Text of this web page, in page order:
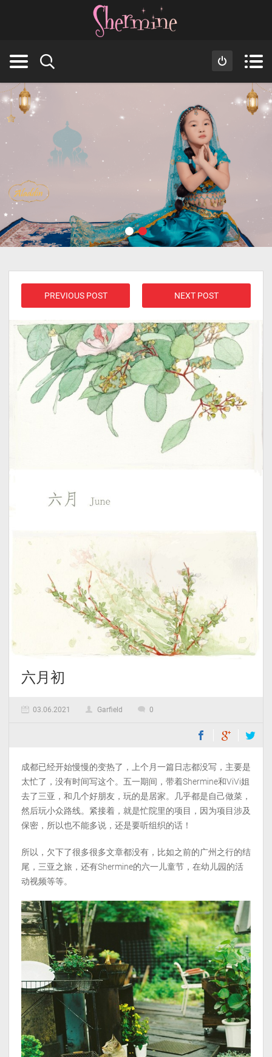
PREVIOUS POST NEXT POST
六月初
03.06.2021 Garfield 0
成都已经开始慢慢的变热了，上个月一篇日志都没写，主要是
太忙了，没有时间写这个。五一期间，带着Shermine和ViVi姐
去了三亚，和几个好朋友，玩的是居家。几乎都是自己做菜，
然后玩小众路线。紧接着，就是忙院里的项目，因为项目涉及
保密，所以也不能多说，还是要听组织的话！
所以，欠下了很多很多文章都没有，比如之前的广州之行的结
尾，三亚之旅，还有Shermine的六一儿童节，在幼儿园的活
动视频等等。